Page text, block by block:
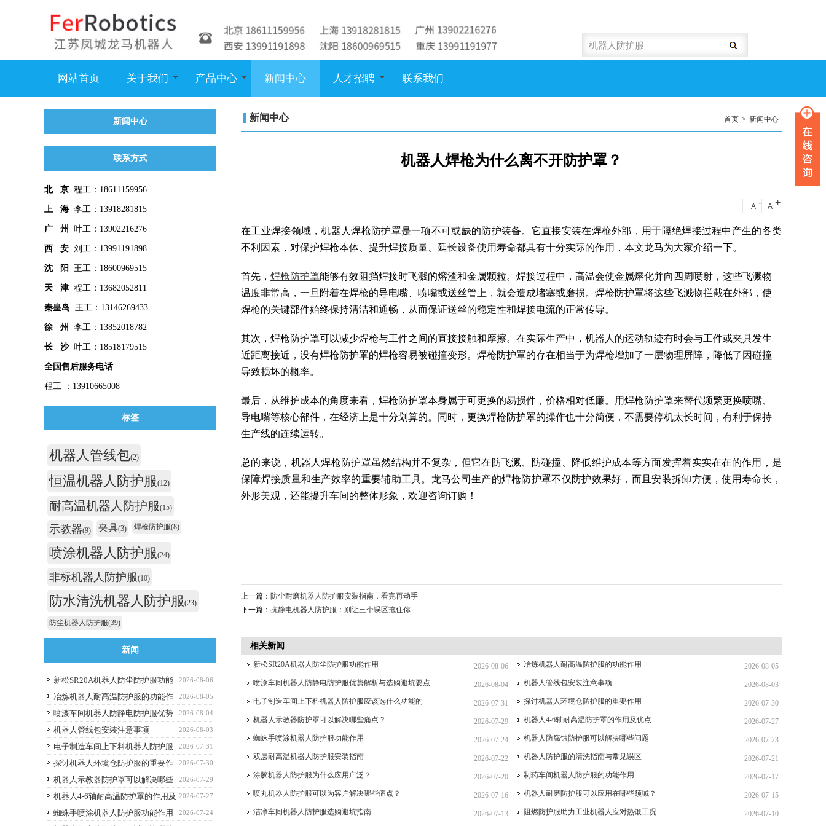
网站首页 关于我们 产品中心 新闻中心 人才招聘 联系我们
首页 > 新闻中心
新闻中心
机器人焊枪为什么离不开防护罩？
A - A +
在工业焊接领域，机器人焊枪防护罩是一项不可或缺的防护装备。它直接安装在焊枪外部，用于隔绝焊接过程中产生的各类
不利因素，对保护焊枪本体、提升焊接质量、延长设备使用寿命都具有十分实际的作用，本文龙马为大家介绍一下。
首先，焊枪防护罩能够有效阻挡焊接时飞溅的熔渣和金属颗粒。焊接过程中，高温会使金属熔化并向四周喷射，这些飞溅物
温度非常高，一旦附着在焊枪的导电嘴、喷嘴或送丝管上，就会造成堵塞或磨损。焊枪防护罩将这些飞溅物拦截在外部，使
焊枪的关键部件始终保持清洁和通畅，从而保证送丝的稳定性和焊接电流的正常传导。
其次，焊枪防护罩可以减少焊枪与工件之间的直接接触和摩擦。在实际生产中，机器人的运动轨迹有时会与工件或夹具发生
近距离接近，没有焊枪防护罩的焊枪容易被碰撞变形。焊枪防护罩的存在相当于为焊枪增加了一层物理屏障，降低了因碰撞
导致损坏的概率。
最后，从维护成本的角度来看，焊枪防护罩本身属于可更换的易损件，价格相对低廉。用焊枪防护罩来替代频繁更换喷嘴、
导电嘴等核心部件，在经济上是十分划算的。同时，更换焊枪防护罩的操作也十分简便，不需要停机太长时间，有利于保持
生产线的连续运转。
总的来说，机器人焊枪防护罩虽然结构并不复杂，但它在防飞溅、防碰撞、降低维护成本等方面发挥着实实在在的作用，是
保障焊接质量和生产效率的重要辅助工具。龙马公司生产的焊枪防护罩不仅防护效果好，而且安装拆卸方便，使用寿命长，
外形美观，还能提升车间的整体形象，欢迎咨询订购！
上一篇： 防尘耐磨机器人防护服安装指南，看完再动手
下一篇：抗静电机器人防护服：别让三个误区拖住你
相关新闻
2026-08-06
新松SR20A机器人防尘防护服功能作用 2026-08-05
冶炼机器人耐高温防护服的功能作用
2026-08-04
喷漆车间机器人防静电防护服优势解析与选购避坑要点 2026-08-03
机器人管线包安装注意事项
2026-07-31
电子制造车间上下料机器人防护服应该选什么功能的 2026-07-30
探讨机器人环境仓防护服的重要作用
2026-07-29
机器人示教器防护罩可以解决哪些痛点？ 2026-07-27
机器人4-6轴耐高温防护罩的作用及优点
2026-07-24
蜘蛛手喷涂机器人防护服功能作用 2026-07-23
机器人防腐蚀防护服可以解决哪些问题
2026-07-22
双层耐高温机器人防护服安装指南 2026-07-21
机器人防护服的清洗指南与常见误区
2026-07-20
涂胶机器人防护服为什么应用广泛？ 2026-07-17
制药车间机器人防护服的功能作用
2026-07-16
喷丸机器人防护服可以为客户解决哪些痛点？ 2026-07-15
机器人耐磨防护服可以应用在哪些领域？
2026-07-13
洁净车间机器人防护服选购避坑指南 2026-07-10
阻燃防护服助力工业机器人应对热锻工况
新闻中心
联系方式
北 京 程工：18611159956
上 海 李工：13918281815
广 州 叶工：13902216276
西 安 刘工：13991191898
沈 阳 王工：18600969515
天 津 程工：13682052811
秦皇岛 王工：13146269433
徐 州 李工：13852018782
长 沙叶工：18518179515
全国售后服务电话
程工 ：13910665008
标签
机器人管线包(2)
恒温机器人防护服(12)
耐高温机器人防护服(15)
示教器(9) 夹具(3) 焊枪防护服(8)
喷涂机器人防护服(24)
非标机器人防护服(10)
防水清洗机器人防护服(23)
防尘机器人防护服(39)
新闻
2026-08-06
新松SR20A机器人防尘防护服功能
作用
2026-08-05
冶炼机器人耐高温防护服的功能作
用
2026-08-04
喷漆车间机器人防静电防护服优势
解析与选购避坑要点
2026-08-03
机器人管线包安装注意事项
2026-07-31
电子制造车间上下料机器人防护服
应该选什么功能的
2026-07-30
探讨机器人环境仓防护服的重要作
用
2026-07-29
机器人示教器防护罩可以解决哪些
痛点？
2026-07-27
机器人4-6轴耐高温防护罩的作用及
优点
2026-07-24
蜘蛛手喷涂机器人防护服功能作用